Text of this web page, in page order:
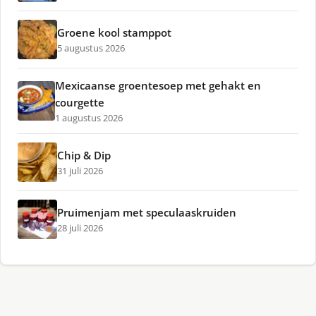
Groene kool stamppot
5 augustus 2026
Mexicaanse groentesoep met gehakt en
courgette
1 augustus 2026
Chip & Dip
31 juli 2026
Pruimenjam met speculaaskruiden
28 juli 2026